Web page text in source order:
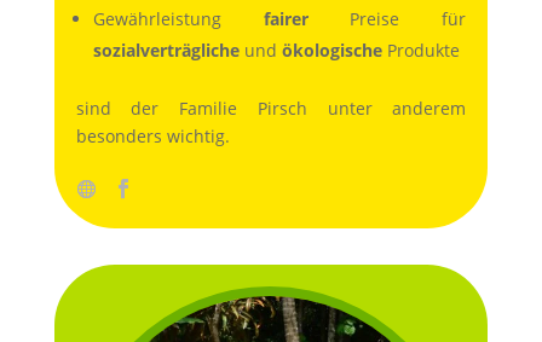
Gewährleistung fairerPreise für
sozialverträglicheund ökologischeProdukte
sind der Familie Pirsch unter anderem
besonders wichtig.